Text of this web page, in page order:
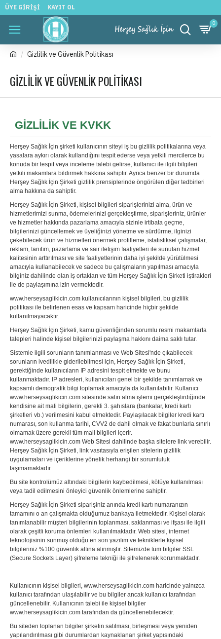
ÜYE GIRIŞI KAYIT OL
0
Gizlilik ve Güvenlik Politikası
GIZLILIK VE GÜVENLIK POLITIKASI
GIZLILIK VE KVKK
Herşey Sağlık İçin şirketi kullanıcının siteyi iş bu gizlilik politikalarına veya
yasalara aykırı olarak kullandığını tespit ederse veya yetkili mercilerce bu
konuda bir tespit veya inceleme talebi gelirse, kullanıcı ile ilgili bilgileri
yetkili makamlara bildirmek hakkına sahiptir. Ayrıca benzer bir durumda
Herşey Sağlık İçin Şirketi gizlilik prensiplerinde öngörülen diğer tedbirleri
alma hakkına da sahiptir.
Herşey Sağlık İçin Şirketi, kişisel bilgileri siparişlerinizi alma, ürün ve
hizmetlerimizi sunma, ödemelerinizi gerçekleştirme, siparişleriniz, ürünler
ve hizmetler hakkında pazarlama amacıyla sizinle irtibata geçme,
bilgilerinizi güncellemek ve üyeliğinizi yönetme ve sürdürme, ilginizi
çekebilecek ürün ve hizmetleri önermek profilleme, istatistiksel çalışmalar,
reklam, tanıtım, pazarlama ve sair iletişim faaliyetleri ile sunulan hizmet
kalitesinin arttırılması ve site faaliyetlerinin daha iyi şekilde yürütülmesi
amacıyla kullanabilecek ve sadece bu çalışmaların yapılması amacıyla
bilginiz dahilinde olan iş ortakları ve tüm Herşey Sağlık İçin Şirketi iştirakleri
ile de paylaşımına izin vermektedir.
www.herseysaglikicin.com kullanıcılarının kişisel bilgileri, bu gizlilik
politikası ile belirlenen esas ve kapsam haricinde hiçbir şekilde
kullanılmayacaktır.
Herşey Sağlık İçin Şirketi, kamu güvenliğinden sorumlu resmi makamlarla
talepleri halinde kişisel bilgilerinizi paylaşma hakkını daima saklı tutar.
Sistemle ilgili sorunların tanımlanması ve Web Sitesi'nde çıkabilecek
sorunların ivedilikle giderilebilmesi için, Herşey Sağlık İçin Şirketi,
gerektiğinde kullanıcıların IP adresini tespit etmekte ve bunu
kullanmaktadır. IP adresleri, kullanıcıları genel bir şekilde tanımlamak ve
kapsamlı demografik bilgi toplamak amacıyla da kullanılabilir. Kullanıcı
www.herseysaglikicin.com sitesinde satın alma işlemi gerçekleştirdiğinde
kendisine ait mali bilgilerin, gerekli 3. şahıslara (bankalar, kredi kartı
şirketleri vb.) verilmesini kabul etmektedir. Paylaşılacak bilgiler kredi kartı
numarası, son kullanma tarihi, CVV2 de dahil olmak ve fakat bunlarla sınırlı
olmamak üzere gerekli tüm mali bilgileri içerir.
www.herseysaglikicin.com Web Sitesi dahilinde başka sitelere link verebilir.
Herşey Sağlık İçin Şirketi, link vasıtasıyla erişilen sitelerin gizlilik
uygulamaları ve içeriklerine yönelik herhangi bir sorumluluk
taşımamaktadır.
Bu site kontrolümüz altındaki bilgilerin kaybedilmesi, kötüye kullanılması
veya tadil edilmesini önleyici güvenlik önlemlerine sahiptir.
Herşey Sağlık İçin Şirketi siparişiniz anında kredi kartı numaranızın
tamamını o an çalışmakta olduğumuz bankaya iletmektedir. Kişisel olarak
tanımlanabilir müşteri bilgilerinin toplanması, saklanması ve ifşası ile ilgili
olarak çeşitli koruma önlemleri kullanılmaktadır. Web sitesi, internet
teknolojisinin sunmuş olduğu en son yazılım ve tekniklerle kişisel
bilgileriniz %100 güvenlik altına alınmıştır. Sitemizde tüm bilgiler SSL
(Secure Sockets Layer) şifreleme tekniği ile şifrelenerek korunmaktadır.
Kullanıcının kişisel bilgileri, www.herseysaglikicin.com haricinde yalnızca
kullanıcı tarafından ulaşılabilir ve bu bilgiler ancak kullanıcı tarafından
güncellenebilir. Kullanıcının talebi ile kişisel bilgiler
www.herseysaglikicin.com tarafından da güncellenebilecektir.
Bu siteden toplanan bilgiler şirketin satılması, birleşmesi veya yeniden
yapılandırılması gibi durumlardan kaynaklanan şirket yapısındaki